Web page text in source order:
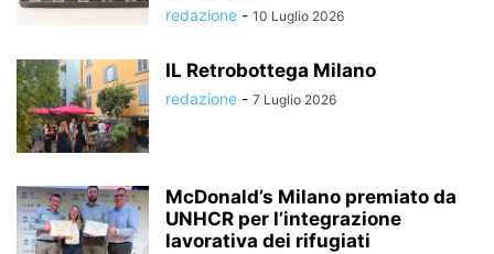
redazione - 10 Luglio 2026
IL Retrobottega Milano
redazione - 7 Luglio 2026
McDonald’s Milano premiato da
UNHCR per l’integrazione
lavorativa dei rifugiati